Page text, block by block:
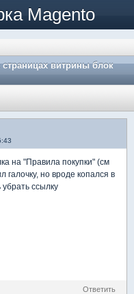
Magento
витрины блок
на "Правила покупки" (см
галочку, но вроде копался в
ссылку
Ответить